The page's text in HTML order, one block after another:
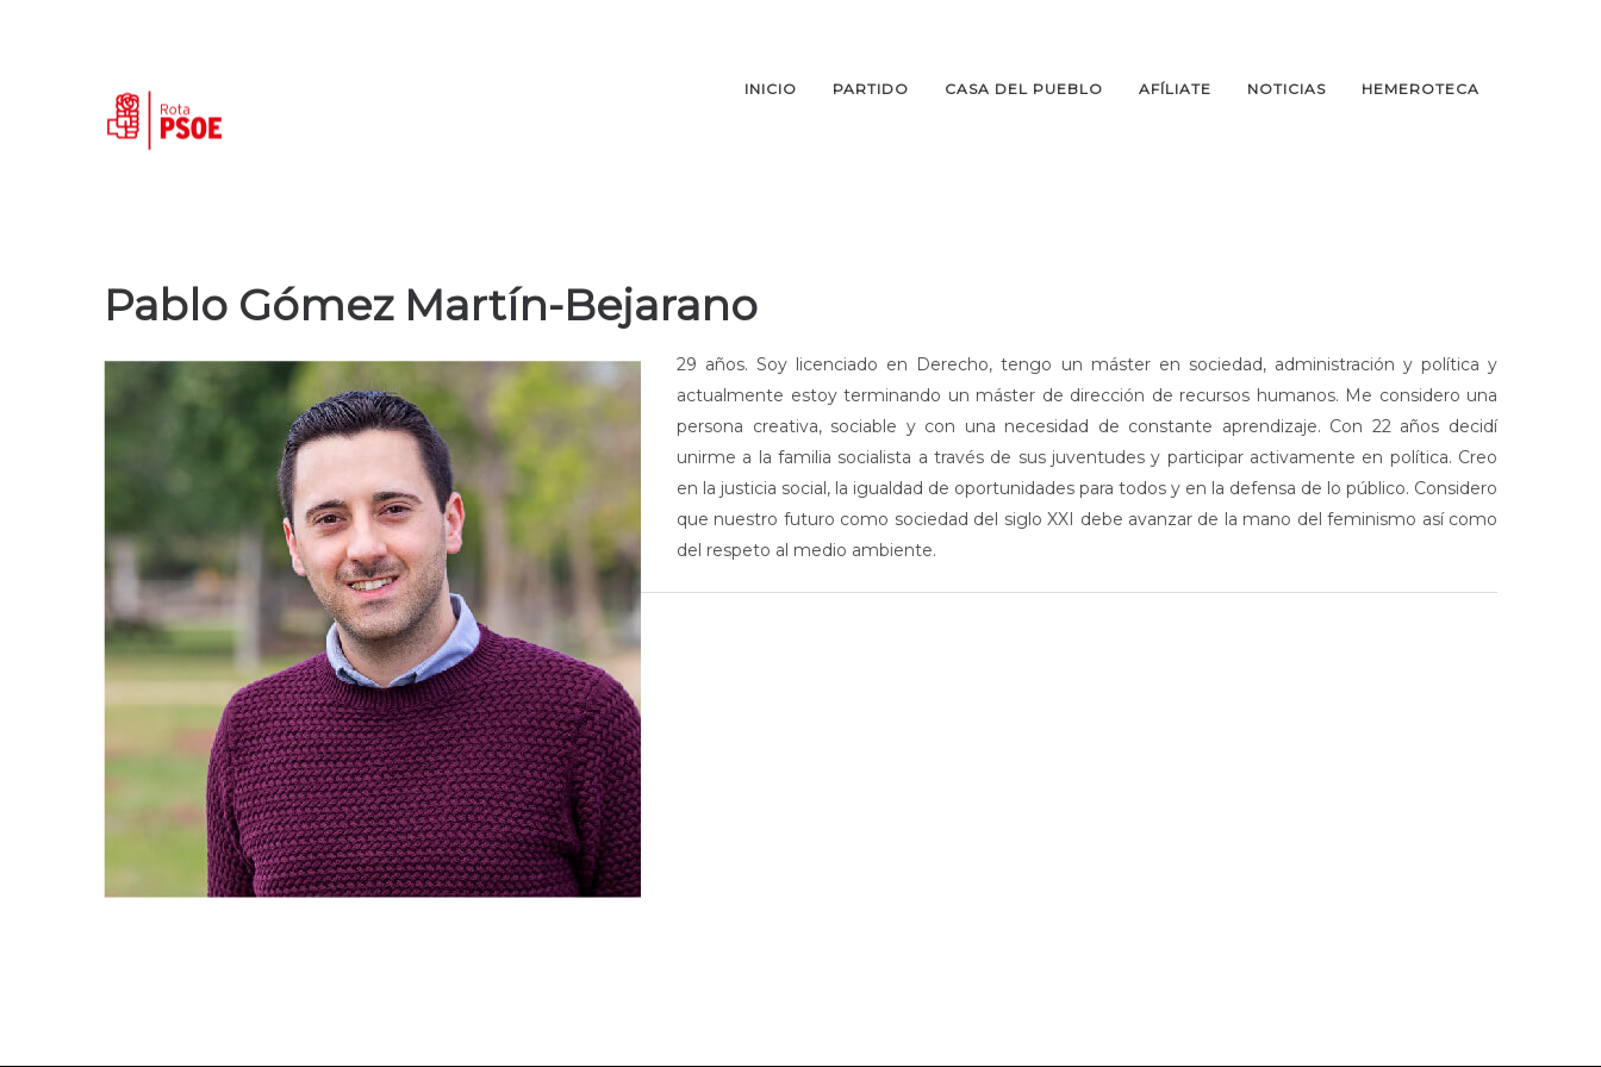
PSOE
Rota
PSOE
Rota
INICIO PARTIDO CASA DEL PUEBLO AFÍLIATE NOTICIAS HEMEROTECA
Pablo Gómez Martín-Bejarano
29 años. Soy licenciado en Derecho, tengo un máster en sociedad, administración y política y
actualmente estoy terminando un máster de dirección de recursos humanos. Me considero una
persona creativa, sociable y con una necesidad de constante aprendizaje. Con 22 años decidí
unirme a la familia socialista a través de sus juventudes y participar activamente en política. Creo
en la justicia social, la igualdad de oportunidades para todos y en la defensa de lo público. Considero
que nuestro futuro como sociedad del siglo XXI debe avanzar de la mano del feminismo así como
del respeto al medio ambiente.